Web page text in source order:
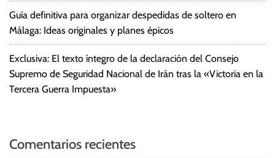
Guía definitiva para organizar despedidas de soltero en
Málaga: Ideas originales y planes épicos
Exclusiva: El texto íntegro de la declaración del Consejo
Supremo de Seguridad Nacional de Irán tras la «Victoria en la
Tercera Guerra Impuesta»
Comentarios recientes